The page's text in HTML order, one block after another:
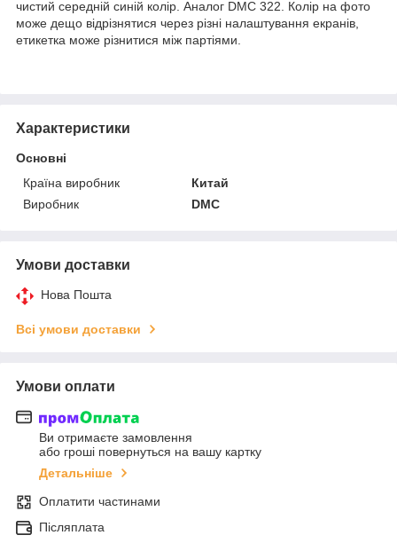
чистий середній синій колір. Аналог DMC 322. Колір на фото
може дещо відрізнятися через різні налаштування екранів,
етикетка може різнитися між партіями.
Характеристики
Основні
Країна виробник
Китай
Виробник
DMC
Умови доставки
Нова Пошта
Всі умови доставки
Умови оплати
Ви отримаєте замовлення
або гроші повернуться на вашу картку
Детальніше
Оплатити частинами
Післяплата